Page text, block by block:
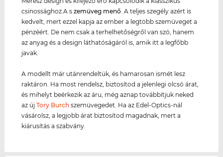
csinossághoz.A szemüveg menő. A teljes szegély azért is
kedvelt, mert ezzel kapja az ember a legtöbb szemüveget a
pénzéért. De nem csak a terhelhetőségről van szó, hanem
az anyag és a design láthatóságáról is, amik itt a legfőbb
javak.
A modellt már utánrendeltük, és hamarosan ismét lesz
raktáron. Ha most rendelsz, biztosítod a jelenlegi olcsó árat,
és mihelyt beérkezik az áru, még aznap továbbítjuk neked
az újTory Burch szemüvegedet. Ha az Edel-Optics-nál
vásárolsz, a legjobb árat biztosítod magadnak, mert a
kiárusítás a szabvány.